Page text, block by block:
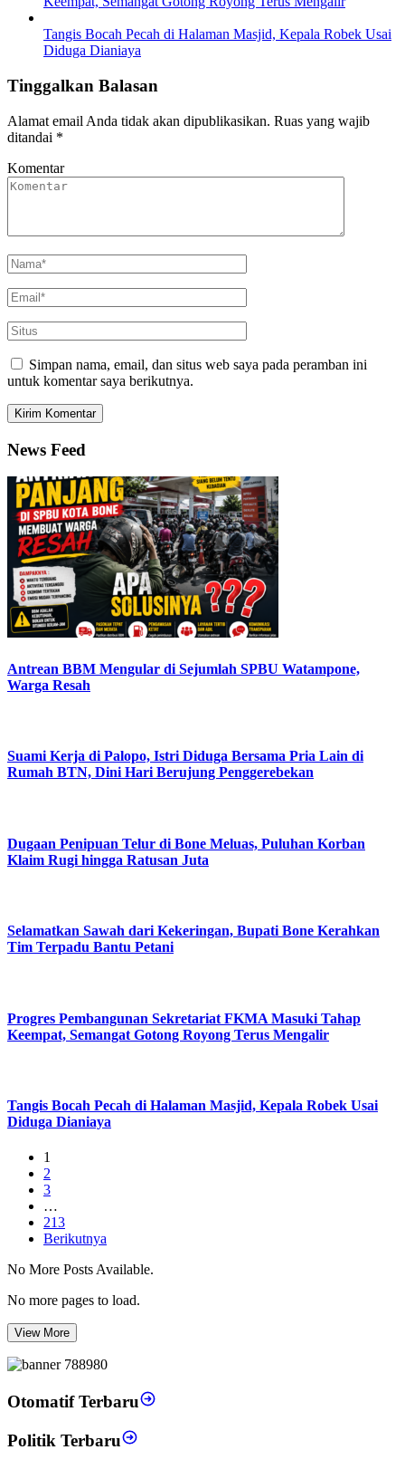
Tangis Bocah Pecah di Halaman Masjid, Kepala Robek Usai
Diduga Dianiaya
Tinggalkan Balasan
Alamat email Anda tidak akan dipublikasikan. Ruas yang wajib
ditandai *
Komentar
Simpan nama, email, dan situs web saya pada peramban ini
untuk komentar saya berikutnya.
News Feed
Antrean BBM Mengular di Sejumlah SPBU Watampone,
Warga Resah
Suami Kerja di Palopo, Istri Diduga Bersama Pria Lain di
Rumah BTN, Dini Hari Berujung Penggerebekan
Dugaan Penipuan Telur di Bone Meluas, Puluhan Korban
Klaim Rugi hingga Ratusan Juta
Selamatkan Sawah dari Kekeringan, Bupati Bone Kerahkan
Tim Terpadu Bantu Petani
Progres Pembangunan Sekretariat FKMA Masuki Tahap
Keempat, Semangat Gotong Royong Terus Mengalir
Tangis Bocah Pecah di Halaman Masjid, Kepala Robek Usai
Diduga Dianiaya
1
2
3
…
213
Berikutnya
No More Posts Available.
No more pages to load.
View More
Otomatif Terbaru
Politik Terbaru